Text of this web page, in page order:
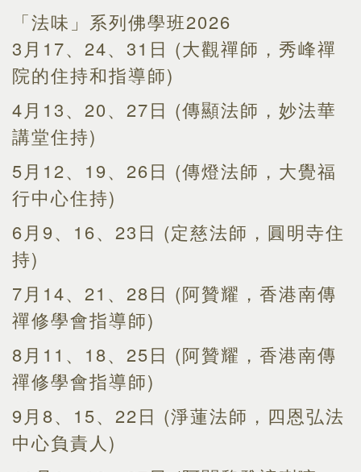
「法味」系列佛學班2026
3月17、24、31日 (大觀禪師，秀峰禪
院的住持和指導師)
4月13、20、27日 (傳顯法師，妙法華
講堂住持)
5月12、19、26日 (傳燈法師，大覺福
行中心住持)
6月9、16、23日 (定慈法師，圓明寺住
持)
7月14、21、28日 (阿贊耀，香港南傳
禪修學會指導師)
8月11、18、25日 (阿贊耀，香港南傳
禪修學會指導師)
9月8、15、22日 (淨蓮法師，四恩弘法
中心負責人)